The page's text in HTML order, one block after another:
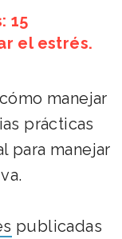
manejar
prácticas
para manejar
publicadas
15
el estrés.